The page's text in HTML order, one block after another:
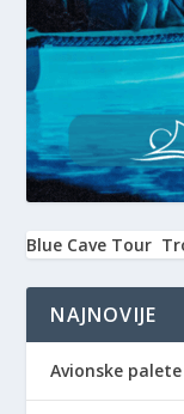
Blue Cave Tour
NAJNOVIJE
Avionske